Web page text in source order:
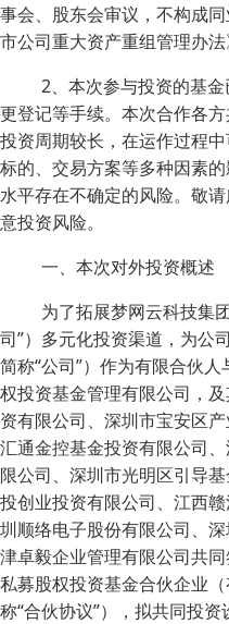
事会、股东会审议，不构成
市公司重大资产重组管理办法
2、本次参与投资的基
更登记等手续。本次合作各
投资周期较长，在运作过程
标的、交易方案等多种因素
水平存在不确定的风险。敬
意投资风险。
一、本次对外投资概述
为了拓展梦网云科技集
司”）多元化投资渠道，为公
简称“公司”）作为有限合伙
权投资基金管理有限公司，
资有限公司、深圳市宝安区
汇通金控基金投资有限公司
限公司、深圳市光明区引导
投创业投资有限公司、江西
圳顺络电子股份有限公司、
津卓毅企业管理有限公司共
私募股权投资基金合伙企业
称“合伙协议”），拟共同投